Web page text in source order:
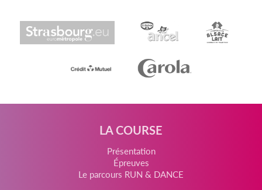
LA COURSE
Présentation
Épreuves
Le parcours RUN & DANCE